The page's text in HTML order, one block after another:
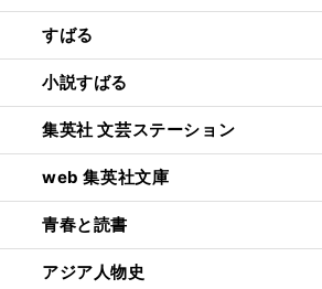
すばる
小説すばる
集英社 文芸ステーション
web 集英社文庫
青春と読書
アジア人物史